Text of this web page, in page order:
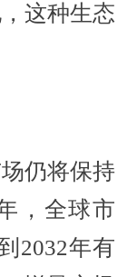
这种生态
仍将保持
，全球市
2032年有